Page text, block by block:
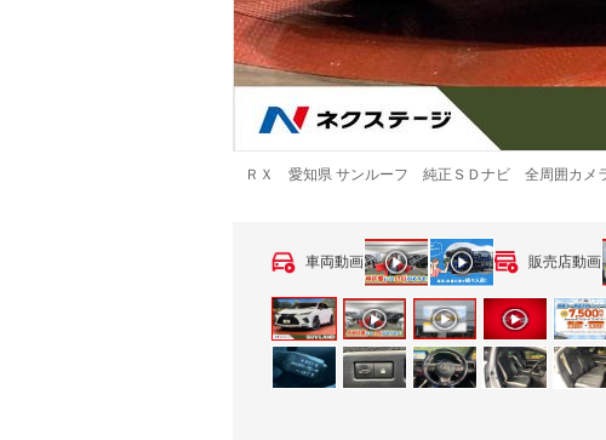
ＲＸ 愛知県 サンルーフ 純正ＳＤナビ 全周囲カメ
車両動画 販売店動画